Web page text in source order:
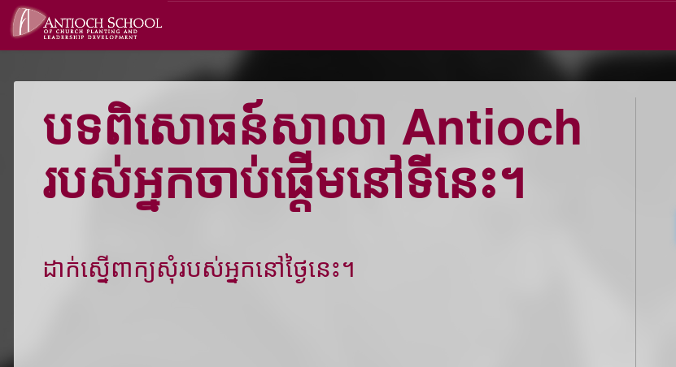
បទពិសោធន៍សាលា Antioch
របស់អ្នកចាប់ផ្តើមនៅទីនេះ។
ដាក់ស្នើពាក្យសុំរបស់អ្នកនៅថ្ងៃនេះ។